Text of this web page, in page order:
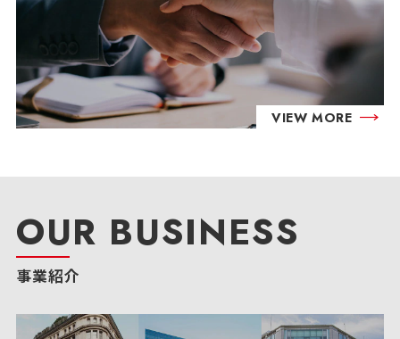
VIEW MORE
OUR BUSINESS
事業紹介